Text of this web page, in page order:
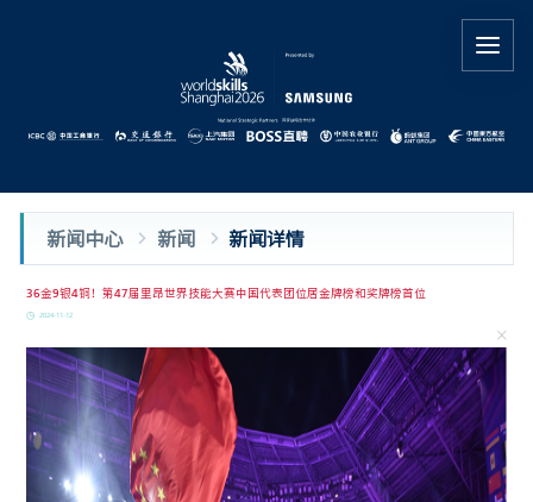
新闻中心 新闻 新闻详情
36金9银4铜！第47届里昂世界技能大赛中国代表团位居金牌榜和奖牌榜首位
2024-11-12